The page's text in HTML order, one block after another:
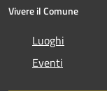
Vivere il Comune
Luoghi
Eventi